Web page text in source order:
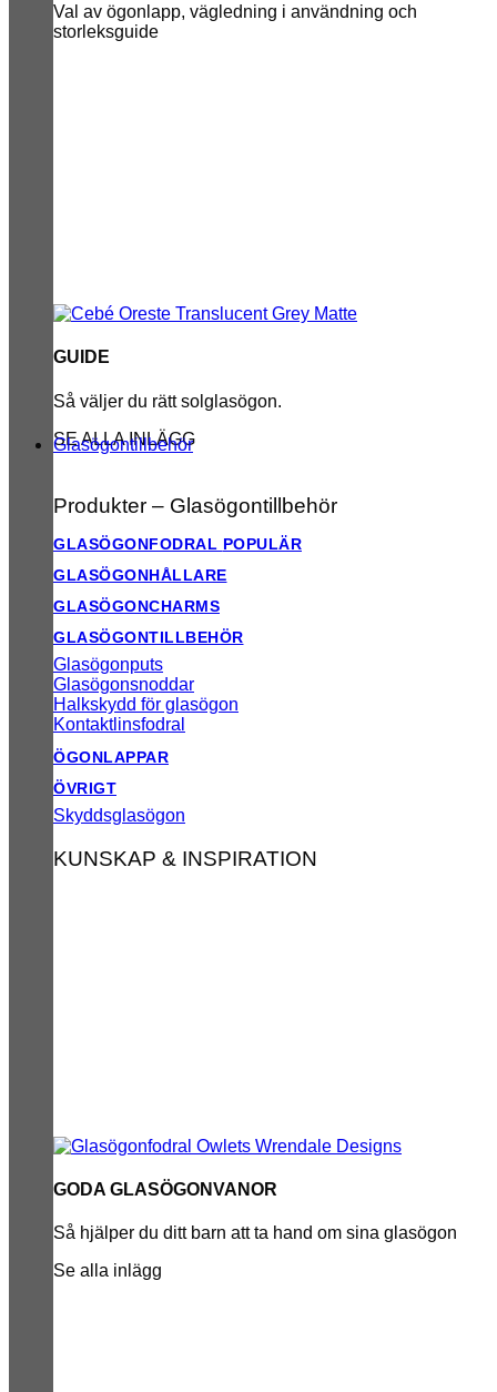
Val av ögonlapp, vägledning i användning och
storleksguide
GUIDE
Så väljer du rätt solglasögon.
SE ALLA INLÄGG
Glasögontillbehör
Produkter – Glasögontillbehör
GLASÖGONFODRAL
GLASÖGONHÅLLARE
GLASÖGONCHARMS
GLASÖGONTILLBEHÖR
Glasögonputs
Glasögonsnoddar
Halkskydd för glasögon
Kontaktlinsfodral
ÖGONLAPPAR
ÖVRIGT
Skyddsglasögon
KUNSKAP & INSPIRATION
GODA GLASÖGONVANOR
Så hjälper du ditt barn att ta hand om sina glasögon
Se alla inlägg